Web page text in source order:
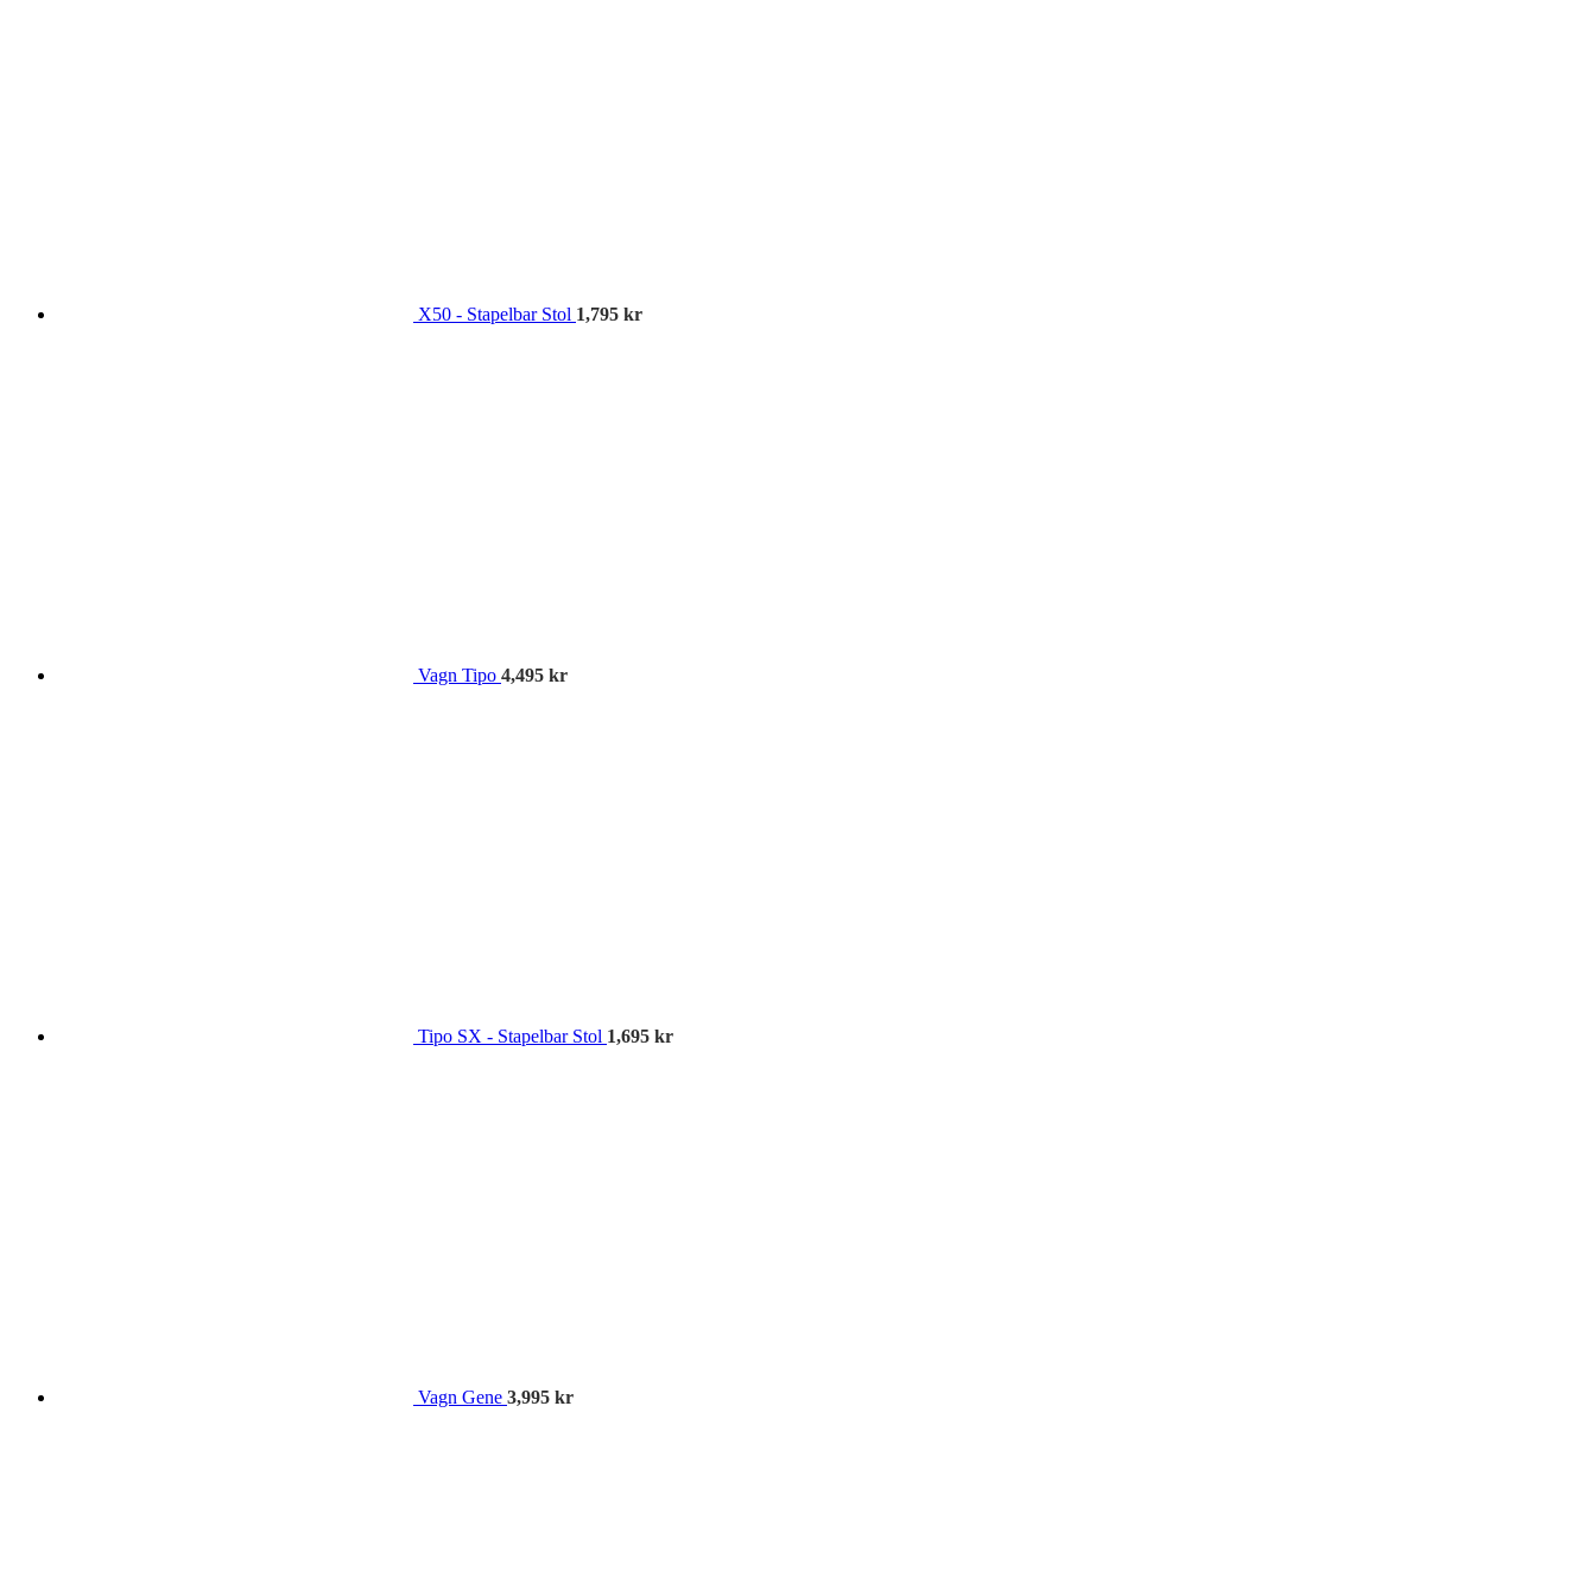
X50 - Stapelbar Stol 1,795 kr
Vagn Tipo 4,495 kr
Tipo SX - Stapelbar Stol 1,695 kr
Vagn Gene 3,995 kr